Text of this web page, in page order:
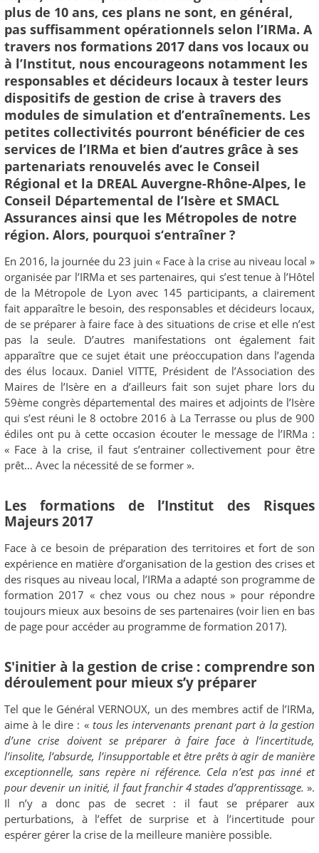
plus de 10 ans, ces plans ne sont, en général,
pas suffisamment opérationnels selon l’IRMa. A
travers nos formations 2017 dans vos locaux ou
à l’Institut, nous encourageons notamment les
responsables et décideurs locaux à tester leurs
dispositifs de gestion de crise à travers des
modules de simulation et d’entraînements. Les
petites collectivités pourront bénéficier de ces
services de l’IRMa et bien d‘autres grâce à ses
partenariats renouvelés avec le Conseil
Régional et la DREAL Auvergne-Rhône-Alpes, le
Conseil Départemental de l’Isère et SMACL
Assurances ainsi que les Métropoles de notre
région. Alors, pourquoi s‘entraîner ?
En 2016, la journée du 23 juin « Face à la crise au niveau local »
organisée par l’IRMa et ses partenaires, qui s’est tenue à l’Hôtel
de la Métropole de Lyon avec 145 participants, a clairement
fait apparaître le besoin, des responsables et décideurs locaux,
de se préparer à faire face à des situations de crise et elle n’est
pas la seule. D’autres manifestations ont également fait
apparaître que ce sujet était une préoccupation dans l’agenda
des élus locaux. Daniel VITTE, Président de l’Association des
Maires de l’Isère en a d’ailleurs fait son sujet phare lors du
59ème congrès départemental des maires et adjoints de l’Isère
qui s’est réuni le 8 octobre 2016 à La Terrasse ou plus de 900
édiles ont pu à cette occasion écouter le message de l’IRMa :
« Face à la crise, il faut s’entrainer collectivement pour être
prêt… Avec la nécessité de se former ».
Les formations de l’Institut des Risques
Majeurs 2017
Face à ce besoin de préparation des territoires et fort de son
expérience en matière d’organisation de la gestion des crises et
des risques au niveau local, l’IRMa a adapté son programme de
formation 2017 « chez vous ou chez nous » pour répondre
toujours mieux aux besoins de ses partenaires (voir lien en bas
de page pour accéder au programme de formation 2017).
S'initier à la gestion de crise : comprendre son
déroulement pour mieux s’y préparer
Tel que le Général VERNOUX, un des membres actif de l’IRMa,
aime à le dire : « tous les intervenants prenant part à la gestion
d’une crise doivent se préparer à faire face à l’incertitude,
l’insolite, l’absurde, l’insupportable et être prêts à agir de manière
exceptionnelle, sans repère ni référence. Cela n’est pas inné et
pour devenir un initié, il faut franchir 4 stades d’apprentissage. ».
Il n’y a donc pas de secret : il faut se préparer aux
perturbations, à l’effet de surprise et à l’incertitude pour
espérer gérer la crise de la meilleure manière possible.